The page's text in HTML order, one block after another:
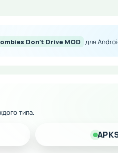
боевиком без
Don't Drive MOD для
типа.